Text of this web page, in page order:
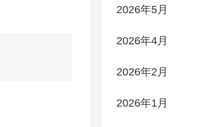
2026年5月
2026年4月
2026年2月
2026年1月